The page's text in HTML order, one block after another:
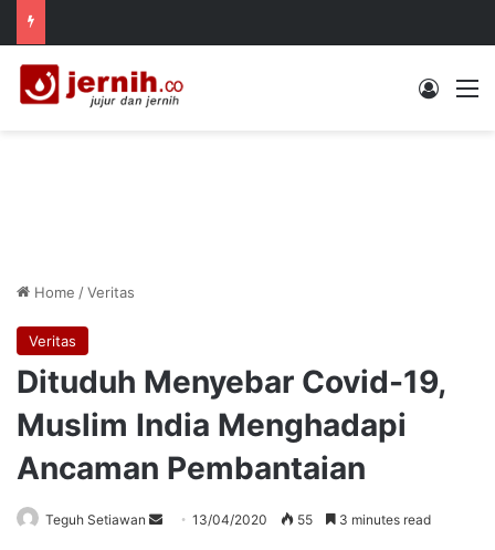
Log In
Home /Veritas
Veritas
Dituduh Menyebar Covid-19,
Muslim India Menghadapi
Ancaman Pembantaian
Teguh Setiawan
Send13/04/2020 55 3 minutes read